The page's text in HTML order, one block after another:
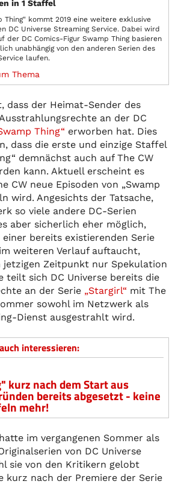
in 1 Staffel
Thing" kommt 2019 eine weitere exklusive
DC Universe Streaming Service. Dabei wird
der DC Comics-Figur Swamp Thing basieren
unabhängig von den anderen Serien des
laufen.
Thema
dass der Heimat-Sender des
an der DC
Thing“ erworben hat. Dies
dass die erste und einzige Staffel
demnächst auch auf The CW
kann. Aktuell erscheint es
CW neue Episoden von „Swamp
wird. Angesichts der Tatsache,
so viele andere DC-Serien
aber sicherlich eher möglich,
einer bereits existierenden Serie
weiteren Verlauf auftaucht,
jetzigen Zeitpunkt nur Spekulation
teilt sich DC Universe bereits die
an der Serie „Stargirl“ mit The
sowohl im Netzwerk als
Dienst ausgestrahlt wird.
interessieren:
kurz nach dem Start aus
bereits abgesetzt - keine
mehr!
hatte im vergangenen Sommer als
von DC Universe
sie von den Kritikern gelobt
kurz nach der Premiere der Serie